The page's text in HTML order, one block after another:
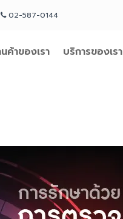
02-587-0144
นค้าของเรา บริการของเรา